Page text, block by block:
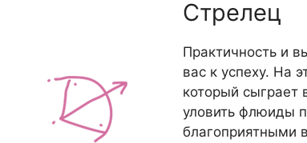
Стрелец
Практичность и
вас к успеху. На
который сыграет
уловить флюиды
благоприятными